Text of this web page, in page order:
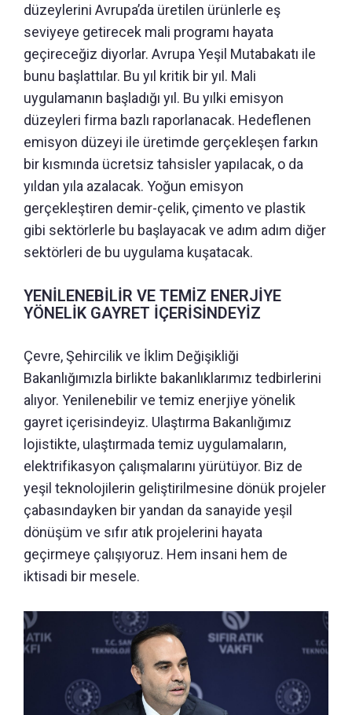
düzeylerini Avrupa’da üretilen ürünlerle eş
seviyeye getirecek mali programı hayata
geçireceğiz diyorlar. Avrupa Yeşil Mutabakatı ile
bunu başlattılar. Bu yıl kritik bir yıl. Mali
uygulamanın başladığı yıl. Bu yılki emisyon
düzeyleri firma bazlı raporlanacak. Hedeflenen
emisyon düzeyi ile üretimde gerçekleşen farkın
bir kısmında ücretsiz tahsisler yapılacak, o da
yıldan yıla azalacak. Yoğun emisyon
gerçekleştiren demir-çelik, çimento ve plastik
gibi sektörlerle bu başlayacak ve adım adım diğer
sektörleri de bu uygulama kuşatacak.
YENİLENEBİLİR VE TEMİZ ENERJİYE
YÖNELİK GAYRET İÇERİSİNDEYİZ
Çevre, Şehircilik ve İklim Değişikliği
Bakanlığımızla birlikte bakanlıklarımız tedbirlerini
alıyor. Yenilenebilir ve temiz enerjiye yönelik
gayret içerisindeyiz. Ulaştırma Bakanlığımız
lojistikte, ulaştırmada temiz uygulamaların,
elektrifikasyon çalışmalarını yürütüyor. Biz de
yeşil teknolojilerin geliştirilmesine dönük projeler
çabasındayken bir yandan da sanayide yeşil
dönüşüm ve sıfır atık projelerini hayata
geçirmeye çalışıyoruz. Hem insani hem de
iktisadi bir mesele.